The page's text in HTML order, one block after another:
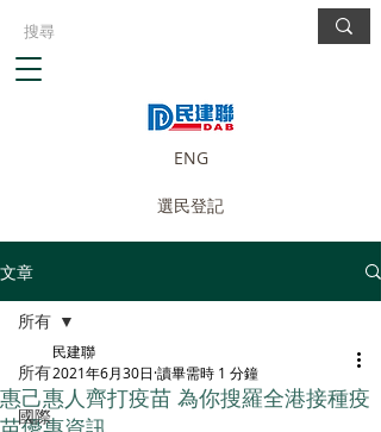
ENG
選民登記
文章
所有
國際
所有
惠己惠人齊打疫苗 為你搜羅全港接種疫
民建聯
2021年6月30日 讀畢需時 1 分鐘